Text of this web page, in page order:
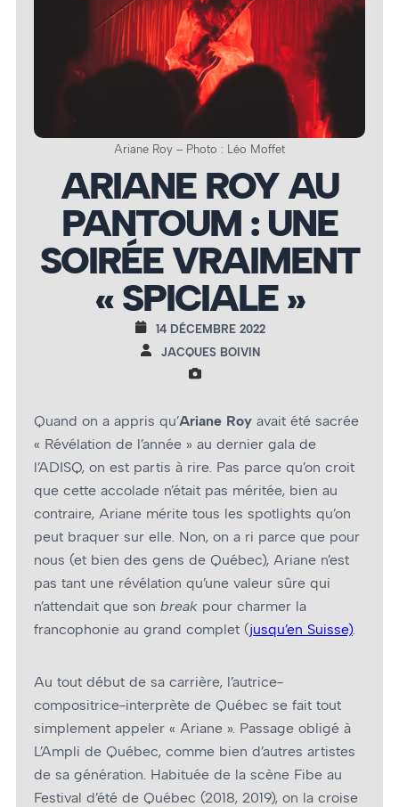
Ariane Roy – Photo : Léo Moffet
ARIANE ROY AU
PANTOUM : UNE
SOIRÉE VRAIMENT
« SPICIALE »
14 DÉCEMBRE 2022
JACQUES BOIVIN
Quand on a appris qu’Ariane Roy avait été sacrée
« Révélation de l’année » au dernier gala de
l’ADISQ, on est partis à rire. Pas parce qu’on croit
que cette accolade n’était pas méritée, bien au
contraire, Ariane mérite tous les spotlights qu’on
peut braquer sur elle. Non, on a ri parce que pour
nous (et bien des gens de Québec), Ariane n’est
pas tant une révélation qu’une valeur sûre qui
n’attendait que son break pour charmer la
francophonie au grand complet (jusqu’en Suisse).
Au tout début de sa carrière, l’autrice-
compositrice-interprète de Québec se fait tout
simplement appeler « Ariane ». Passage obligé à
L’Ampli de Québec, comme bien d’autres artistes
de sa génération. Habituée de la scène Fibe au
Festival d’été de Québec (2018, 2019), on la croise